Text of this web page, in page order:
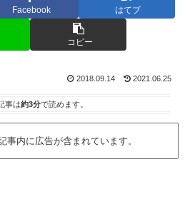
Facebook はてブ
コピー
2018.09.14 2021.06.25
事は約3分で読めます。
内に広告が含まれています。